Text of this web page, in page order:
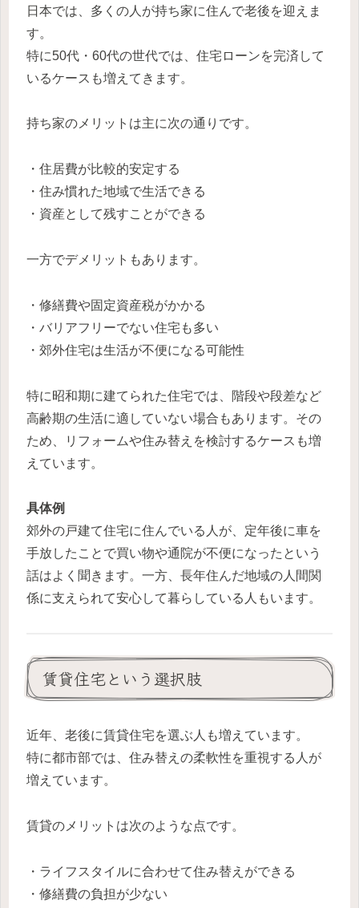
日本では、多くの人が持ち家に住んで老後を迎えま
す。
特に50代・60代の世代では、住宅ローンを完済して
いるケースも増えてきます。
持ち家のメリットは主に次の通りです。
・住居費が比較的安定する
・住み慣れた地域で生活できる
・資産として残すことができる
一方でデメリットもあります。
・修繕費や固定資産税がかかる
・バリアフリーでない住宅も多い
・郊外住宅は生活が不便になる可能性
特に昭和期に建てられた住宅では、階段や段差など
高齢期の生活に適していない場合もあります。その
ため、リフォームや住み替えを検討するケースも増
えています。
具体例
郊外の戸建て住宅に住んでいる人が、定年後に車を
手放したことで買い物や通院が不便になったという
話はよく聞きます。一方、長年住んだ地域の人間関
係に支えられて安心して暮らしている人もいます。
賃貸住宅という選択肢
近年、老後に賃貸住宅を選ぶ人も増えています。
特に都市部では、住み替えの柔軟性を重視する人が
増えています。
賃貸のメリットは次のような点です。
・ライフスタイルに合わせて住み替えができる
・修繕費の負担が少ない